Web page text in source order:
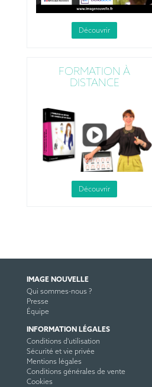
Découvrir
FORMATION À
DISTANCE
Découvrir
IMAGE NOUVELLE
Qui sommes-nous ?
Presse
Équipe
INFORMATION LÉGALES
Conditions d'utilisation
Sécurité et vie privée
Mentions légales
Conditions générales de vente
Cookies